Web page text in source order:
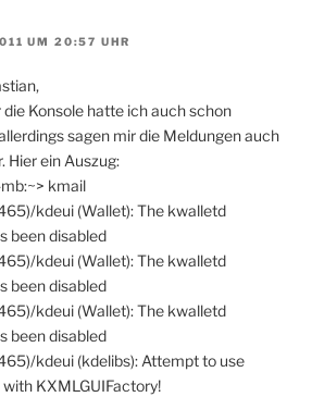
UM 20:57 UHR
die Konsole hatte ich auch schon
sagen mir die Meldungen auch
Hier ein Auszug:
kmail
kdeui (Wallet): The kwalletd
been disabled
kdeui (Wallet): The kwalletd
been disabled
kdeui (Wallet): The kwalletd
been disabled
kdeui (kdelibs): Attempt to use
with KXMLGUIFactory!